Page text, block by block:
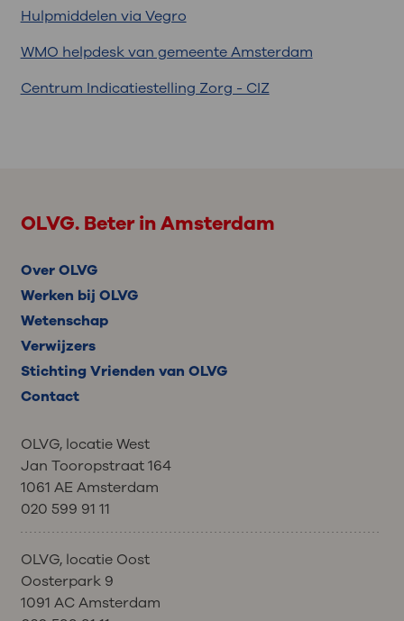
Hulpmiddelen via Vegro
WMO helpdesk van gemeente Amsterdam
Centrum Indicatiestelling Zorg - CIZ
OLVG. Beter in Amsterdam
Over OLVG
Werken bij OLVG
Wetenschap
Verwijzers
Stichting Vrienden van OLVG
Contact
OLVG, locatie West
Jan Tooropstraat 164
1061 AE Amsterdam
020 599 91 11
OLVG, locatie Oost
Oosterpark 9
1091 AC Amsterdam